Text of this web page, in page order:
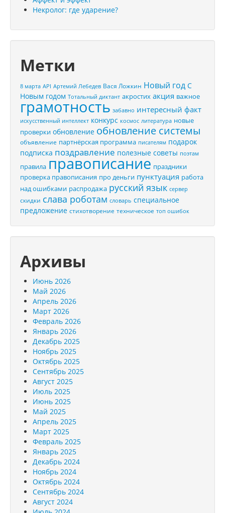
Некролог: где ударение?
Метки
8 марта API Артемий Лебедев Вася Ложкин Новый год С
Новым годом Тотальный диктант акростих акция важное
грамотность забавно интересный факт
искусственный интеллект конкурс космос литература новые
проверки обновление обновление системы
объявление партнёрская программа писателям подарок
подписка поздравление полезные советы поэтам
правила правописание праздники
проверка правописания про деньги пунктуация работа
над ошибками распродажа русский язык сервер
скидки слава роботам словарь специальное
предложение стихотворение техническое топ ошибок
Архивы
Июнь 2026
Май 2026
Апрель 2026
Март 2026
Февраль 2026
Январь 2026
Декабрь 2025
Ноябрь 2025
Октябрь 2025
Сентябрь 2025
Август 2025
Июль 2025
Июнь 2025
Май 2025
Апрель 2025
Март 2025
Февраль 2025
Январь 2025
Декабрь 2024
Ноябрь 2024
Октябрь 2024
Сентябрь 2024
Август 2024